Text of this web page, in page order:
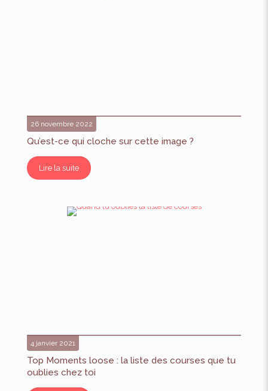
26 novembre 2022
Qu’est-ce qui cloche sur cette image ?
Lire la suite
4 janvier 2021
Top Moments loose : la liste des courses que tu
oublies chez toi